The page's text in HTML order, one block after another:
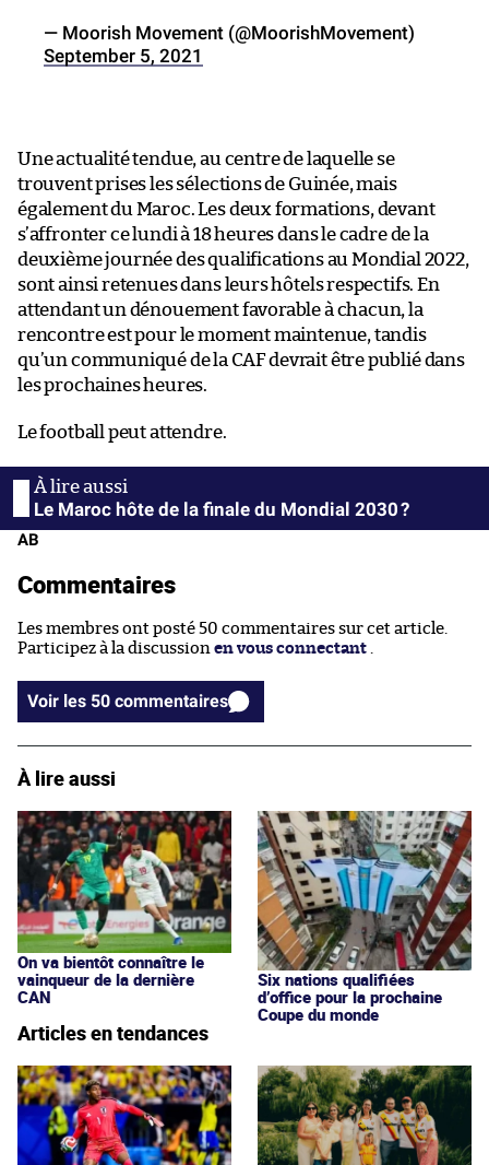
— Moorish Movement (@MoorishMovement)
September 5, 2021
Une actualité tendue, au centre de laquelle se
trouvent prises les sélections de Guinée, mais
également du Maroc. Les deux formations, devant
s’affronter ce lundi à 18 heures dans le cadre de la
deuxième journée des qualifications au Mondial 2022,
sont ainsi retenues dans leurs hôtels respectifs. En
attendant un dénouement favorable à chacun, la
rencontre est pour le moment maintenue, tandis
qu’un communiqué de la CAF devrait être publié dans
les prochaines heures.
Le football peut attendre.
Le Maroc hôte de la finale du Mondial 2030 ?
AB
Commentaires
Les membres ont posté 50 commentaires sur cet article.
Participez à la discussion en vous connectant
Voir les 50 commentaires
À lire aussi
On va bientôt connaître le
vainqueur de la dernière
CAN
Six nations qualifiées
d’office pour la prochaine
Coupe du monde
Articles en tendances